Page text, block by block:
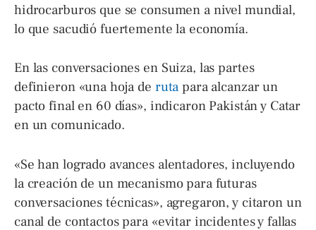
hidrocarburos que se consumen a nivel mundial,
lo que sacudió fuertemente la economía.
En las conversaciones en Suiza, las partes
definieron «una hoja de rutapara alcanzar un
pacto final en 60 días», indicaron Pakistán y Catar
en un comunicado.
«Se han logrado avances alentadores, incluyendo
la creación de un mecanismo para futuras
conversaciones técnicas», agregaron, y citaron un
canal de contactos para «evitar incidentes y fallas